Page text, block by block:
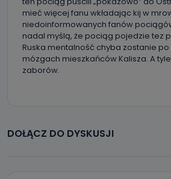
mieć więcej fanu wkładając kij w
niedoinformowanych fanów
nadal myślą, że pociąg pojedzie tez
Ruska mentalność chyba zostanie
mózgach mieszkańców Kalisza. A
zaborów.
DOŁĄCZ DO DYSKUSJI